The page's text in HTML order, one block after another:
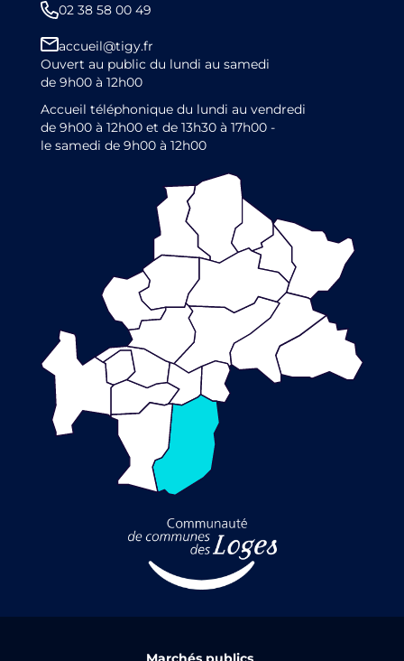
02 38 58 00 49
accueil@tigy.fr
Ouvert au public du lundi au samedi
de 9h00 à 12h00
Accueil téléphonique du lundi au vendredi
de 9h00 à 12h00 et de 13h30 à 17h00 -
le samedi de 9h00 à 12h00